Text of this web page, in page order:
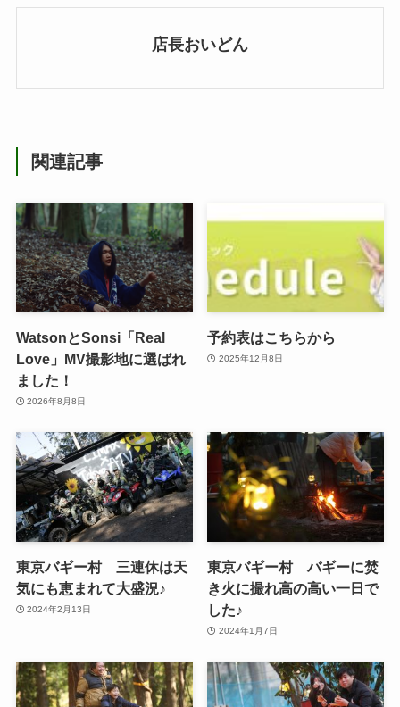
店長おいどん
関連記事
WatsonとSonsi「Real
Love」MV撮影地に選ばれ
ました！
2026年8月8日
予約表はこちらから
2025年12月8日
東京バギー村 三連休は天
気にも恵まれて大盛況♪
2024年2月13日
東京バギー村 バギーに焚
き火に撮れ高の高い一日で
した♪
2024年1月7日